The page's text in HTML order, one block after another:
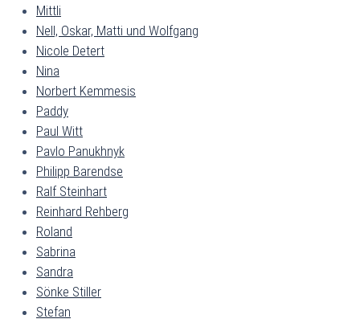
Mittli
Nell, Oskar, Matti und Wolfgang
Nicole Detert
Nina
Norbert Kemmesis
Paddy
Paul Witt
Pavlo Panukhnyk
Philipp Barendse
Ralf Steinhart
Reinhard Rehberg
Roland
Sabrina
Sandra
Sönke Stiller
Stefan